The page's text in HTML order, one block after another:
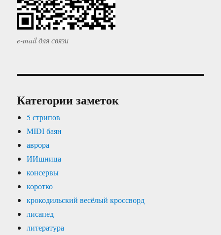
e-mail для связи
Категории заметок
5 стрипов
MIDI баян
аврора
ИИшница
консервы
коротко
крокодильский весёлый кроссворд
лисапед
литература